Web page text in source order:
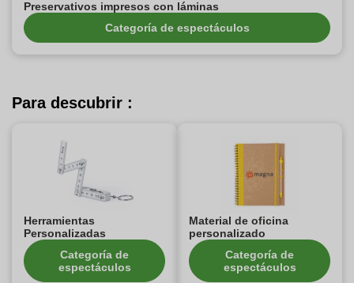
Preservativos impresos con láminas
Categoría de espectáculos
Para descubrir :
Herramientas
Personalizadas
Categoría de
espectáculos
Material de oficina
personalizado
Categoría de
espectáculos